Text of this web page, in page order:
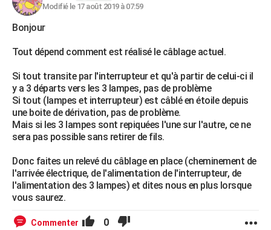
Modifié le 17 août 2019 à 07:59
Bonjour
Tout dépend comment est réalisé le câblage actuel.
Si tout transite par l'interrupteur et qu'à partir de celui-ci il
y a 3 départs vers les 3 lampes, pas de problème
Si tout (lampes et interrupteur) est câblé en étoile depuis
une boite de dérivation, pas de problème.
Mais si les 3 lampes sont repiquées l'une sur l'autre, ce ne
sera pas possible sans retirer de fils.
Donc faites un relevé du câblage en place (cheminement de
l'arrivée électrique, de l'alimentation de l'interrupteur, de
l'alimentation des 3 lampes) et dites nous en plus lorsque
vous saurez.
Commenter 0